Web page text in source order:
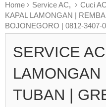
Home Service AC, Cuci AC
KAPAL LAMONGAN |
BOJONEGORO | 0812-3407-
SERVICE
LAMONGAN
TUBAN |